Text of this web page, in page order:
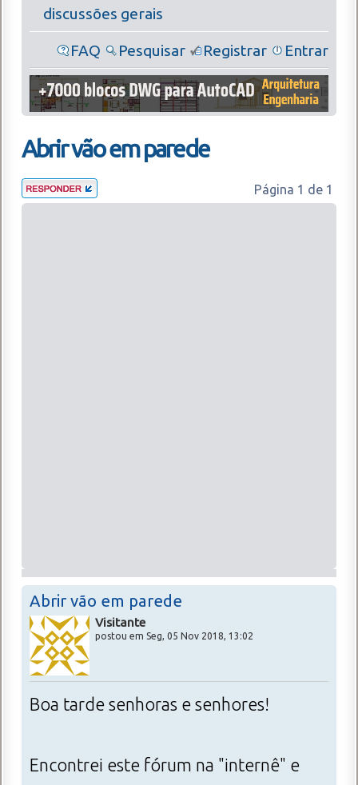
discussões gerais
FAQ Pesquisar Registrar Entrar
Abrir vão em parede
Página 1 de 1
Abrir vão em parede
Visitante
postou em Seg, 05 Nov 2018, 13:02
Boa tarde senhoras e senhores!
Encontrei este fórum na "internê" e